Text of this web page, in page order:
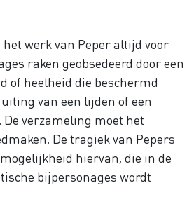
werk van Peper altijd voor
raken geobsedeerd door een
of heelheid die beschermd
van een lijden of een
verzameling moet het
De tragiek van Pepers
hiervan, die in de
bijpersonages wordt